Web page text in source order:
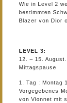
Wie in Level 2
bestimmten
Blazer von Dior
LEVEL 3:
12. – 15.
Mittagspause
1. Tag : Montag
Vorgegebenes
von Vionnet mit